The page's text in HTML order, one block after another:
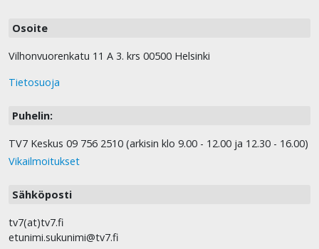
Osoite
Vilhonvuorenkatu 11 A 3. krs 00500 Helsinki
Tietosuoja
Puhelin:
TV7 Keskus 09 756 2510 (arkisin klo 9.00 - 12.00 ja 12.30 - 16.00)
Vikailmoitukset
Sähköposti
tv7(at)tv7.fi
etunimi.sukunimi@tv7.fi